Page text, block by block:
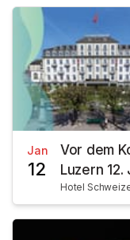
Jan
12
Vor dem
Luzern
Hotel